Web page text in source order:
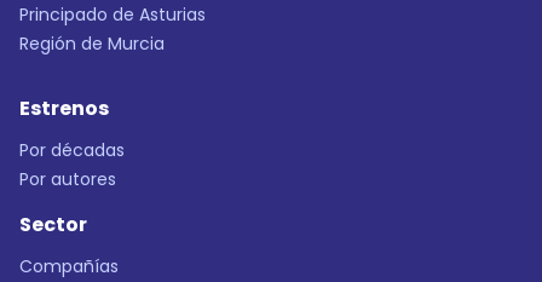
Principado de Asturias
Región de Murcia
Estrenos
Por décadas
Por autores
Sector
Compañías